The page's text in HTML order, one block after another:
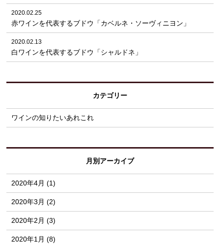
2020.02.25
赤ワインを代表するブドウ「カベルネ・ソーヴィニヨン」
2020.02.13
白ワインを代表するブドウ「シャルドネ」
カテゴリー
ワインの知りたいあれこれ
月別アーカイブ
2020年4月 (1)
2020年3月 (2)
2020年2月 (3)
2020年1月 (8)